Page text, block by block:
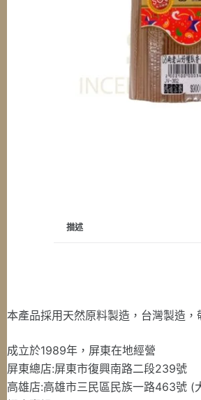
描述
本產品採用天然原料製造，台灣製造，
成立於1989年，屏東在地經營
屏東總店:屏東市復興南路二段239號
高雄店:高雄市三民區民族一路463號 (